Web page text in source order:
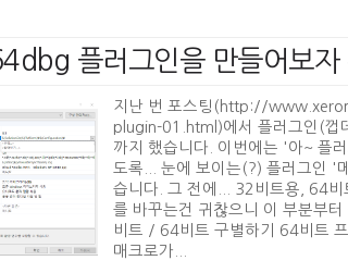
플러그인을 만들어보자
지난 번 포스팅(http://
plugin-01.html)에서 플러그인(껍
까지 했습니다. 이번에는 '아~ 플
도록... 눈에 보이는(?) 플러그인 '
습니다. 그 전에... 32비트용, 64비
를 바꾸는건 귀찮으니 이 부분부
비트 / 64비트 구별하기 64비트
매크로가...